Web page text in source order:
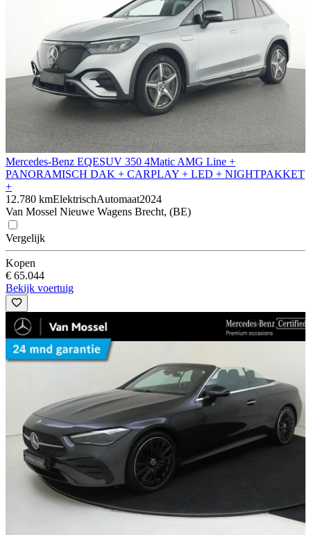
Mercedes-Benz EQESUV 350 4Matic AMG Line +
PANORAMISCH DAK + CARPLAY + LED + NIGHTPAKKET
+
12.780 kmElektrischAutomaat2024
Van Mossel Nieuwe Wagens Brecht, (BE)
Vergelijk
Kopen
€ 65.044
Bekijk voertuig